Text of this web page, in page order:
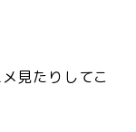
見たりしてこ